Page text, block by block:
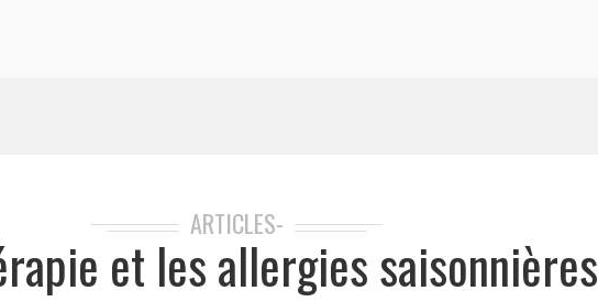
ARTICLES-
et les allergies saisonnières